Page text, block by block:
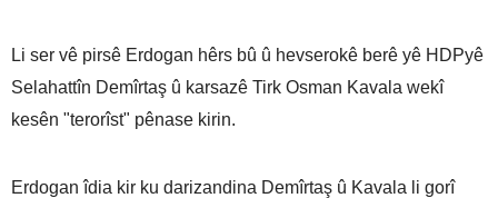
Li ser vê pirsê Erdogan hêrs bû û hevserokê berê yê HDPyê
Selahattîn Demîrtaş û karsazê Tirk Osman Kavala wekî
kesên "terorîst" pênase kirin.
Erdogan îdia kir ku darizandina Demîrtaş û Kavala li gorî